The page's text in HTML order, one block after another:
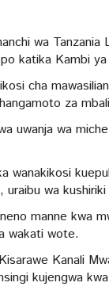
wa
katika Kambi
cha
za
uwanja wa
wanakikosi
wa
manne kwa
wakati wote.
Kanali
kujengwa